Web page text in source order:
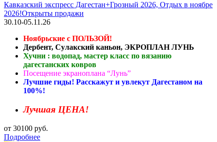
Кавказский экспресс Дагестан+Грозный 2026, Отдых в ноябре
2026!Открыты продажи
30.10-05.11.26
Ноябрьские с ПОЛЬЗОЙ!
Дербент, Сулакский каньон, ЭКРОПЛАН ЛУНЬ
Хучни : водопад, мастер класс по вязанию
дагестанских ковров
Посещение экраноплана “Лунь”
Лучшие гиды! Расскажут и увлекут Дагестаном на
100%!
Лучшая ЦЕНА!
от 30100 руб.
Подробнее